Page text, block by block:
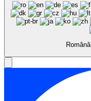
Română